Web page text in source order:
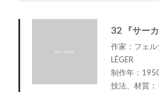
32 『サーカ
作家：フェ
LÉGER
制作年：
技法、材質